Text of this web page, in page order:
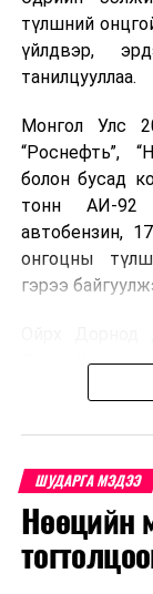
түлшний
үйлдвэр,
танилцууллаа.
Монгол Улс
“Роснефть”,
болон бусад
тонн АИ-92
автобензин,
онгоцны түлш
гэрээ
Орос,
үнийн өсөлт
дахин өсөж,
авах
Иймд
татварыг
ШУДАРГА МЭДЭЭ
Нөөцийн